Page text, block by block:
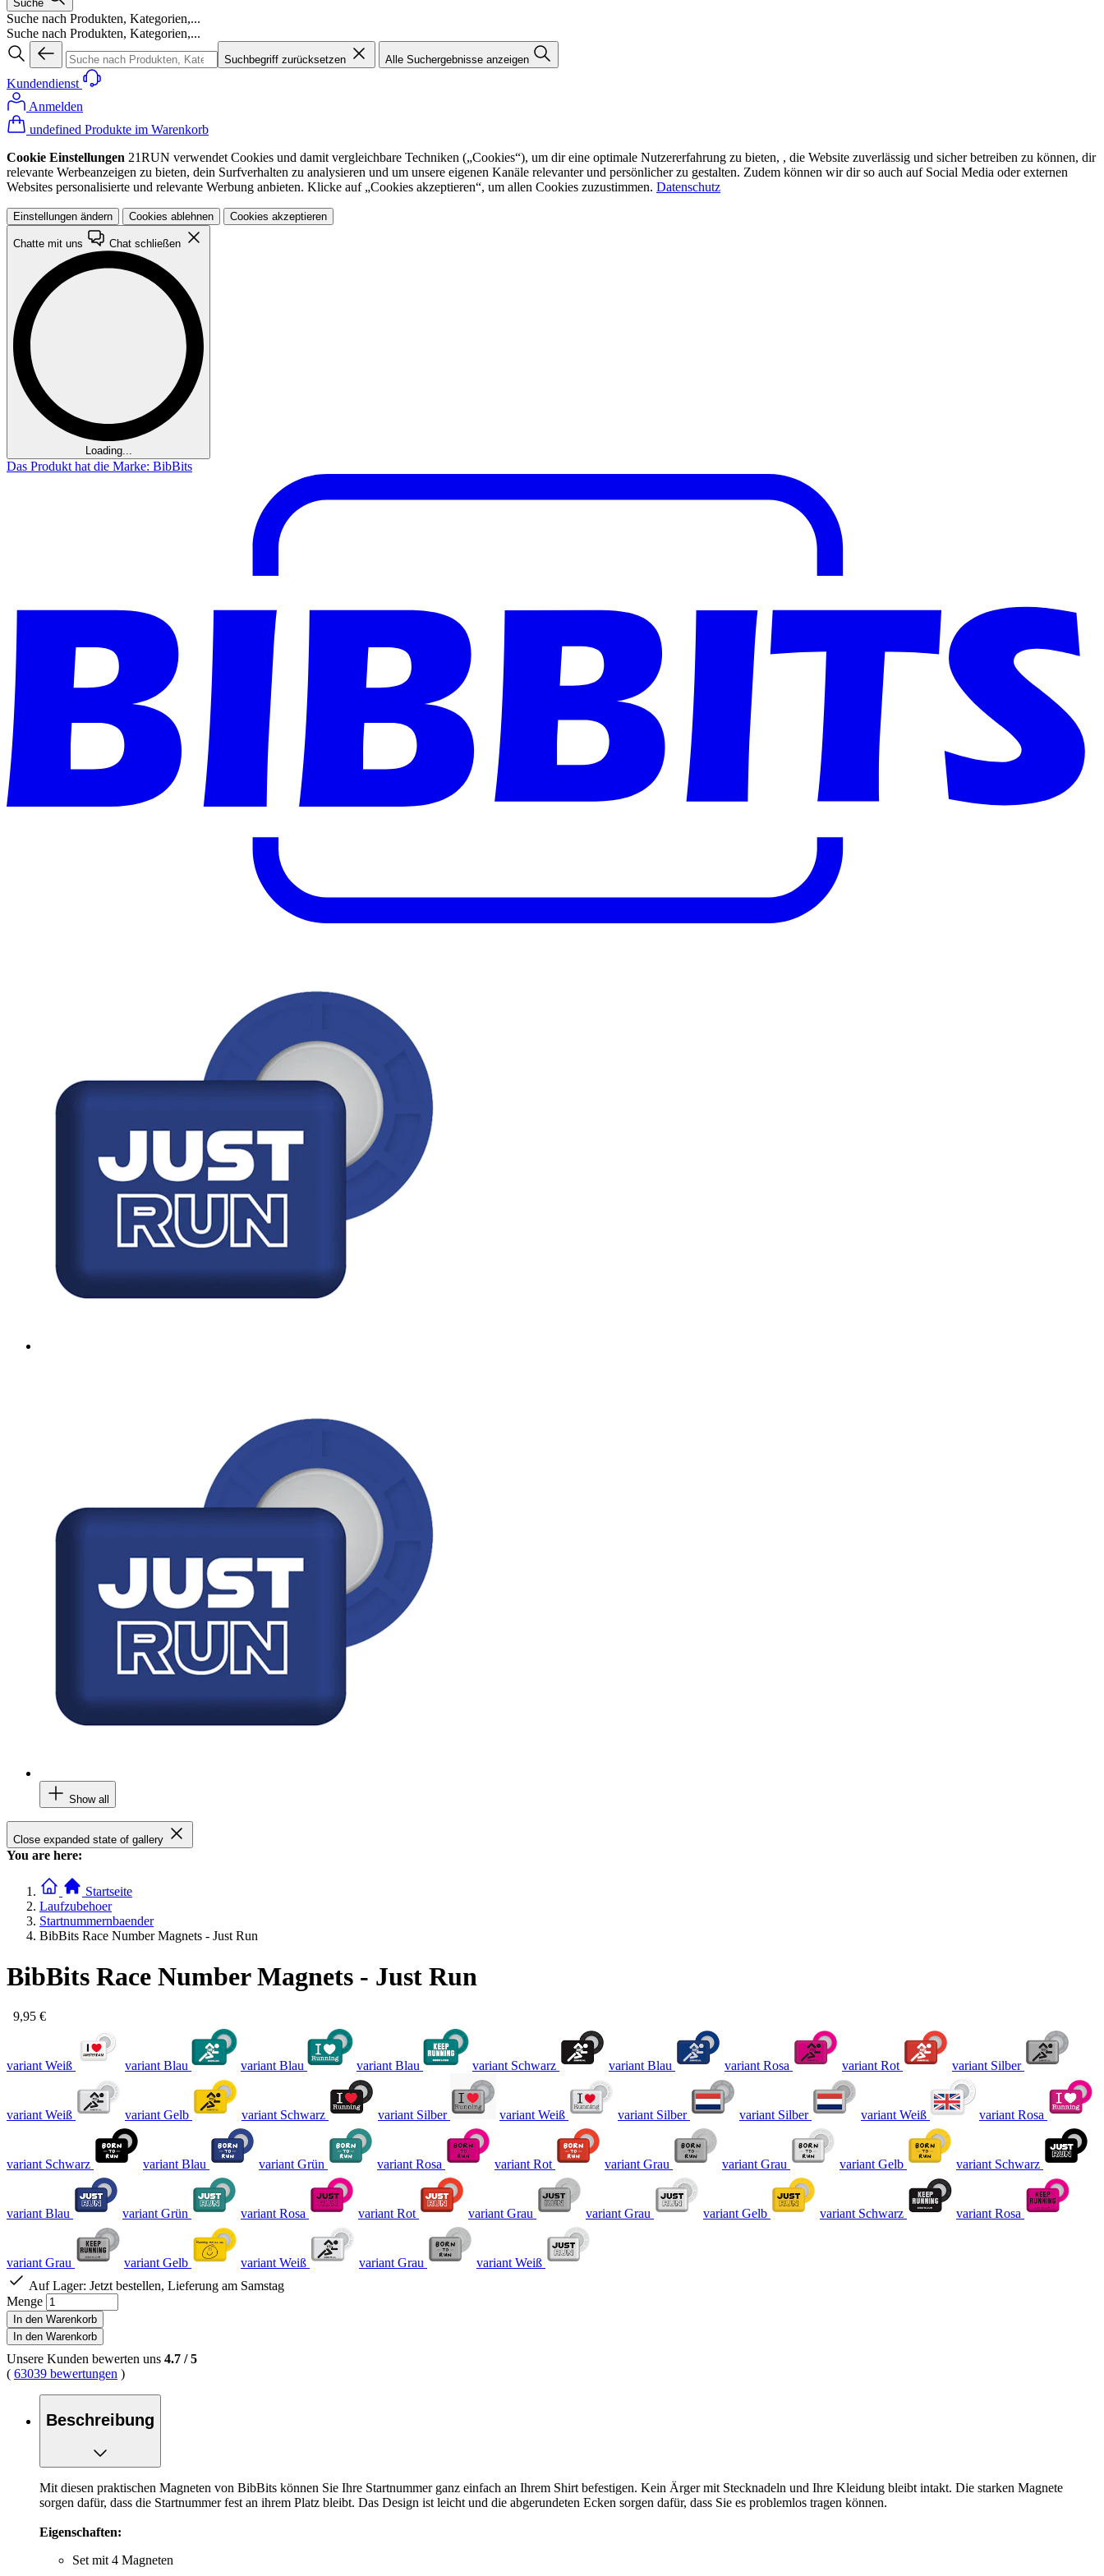
Suche
Suche nach Produkten, Kategorien,...
Suche nach Produkten, Kategorien,...
Suchbegriff zurücksetzen Alle Suchergebnisse anzeigen
Kundendienst
Anmelden
undefined Produkte im Warenkorb
Cookie Einstellungen 21RUN verwendet Cookies und damit vergleichbare Techniken („Cookies“), um dir eine optimale Nutzererfahrung zu bieten, , die Website zuverlässig und sicher betreiben zu können, dir
relevante Werbeanzeigen zu bieten, dein Surfverhalten zu analysieren und um unsere eigenen Kanäle relevanter und persönlicher zu gestalten. Zudem können wir dir so auch auf Social Media oder externen
Websites personalisierte und relevante Werbung anbieten. Klicke auf „Cookies akzeptieren“, um allen Cookies zuzustimmen. Datenschutz
Einstellungen ändern Cookies ablehnen Cookies akzeptieren
Chatte mit uns Chat schließen
Loading...
Das Produkt hat die Marke: BibBits
Show all
Close expanded state of gallery
You are here:
Startseite
Laufzubehoer
Startnummernbaender
BibBits Race Number Magnets - Just Run
BibBits Race Number Magnets - Just Run
9,95 €
variant Weiß variant Blau variant Blau variant Blau variant Schwarz variant Blau variant Rosa variant Rot variant Silber
variant Weiß variant Gelb variant Schwarz variant Silber variant Weiß variant Silber variant Silber variant Weiß variant Rosa
variant Schwarz variant Blau variant Grün variant Rosa variant Rot variant Grau variant Grau variant Gelb variant Schwarz
variant Blau variant Grün variant Rosa variant Rot variant Grau variant Grau variant Gelb variant Schwarz variant Rosa
variant Grau variant Gelb variant Weiß variant Grau
variant Weiß
Auf Lager: Jetzt bestellen, Lieferung am Samstag
Menge
In den Warenkorb
In den Warenkorb
Unsere Kunden bewerten uns 4.7 /5
( 63039 bewertungen )
Beschreibung
Mit diesen praktischen Magneten von BibBits können Sie Ihre Startnummer ganz einfach an Ihrem Shirt befestigen. Kein Ärger mit Stecknadeln und Ihre Kleidung bleibt intakt. Die starken Magnete
sorgen dafür, dass die Startnummer fest an ihrem Platz bleibt. Das Design ist leicht und die abgerundeten Ecken sorgen dafür, dass Sie es problemlos tragen können.
Eigenschaften:
Set mit 4 Magneten